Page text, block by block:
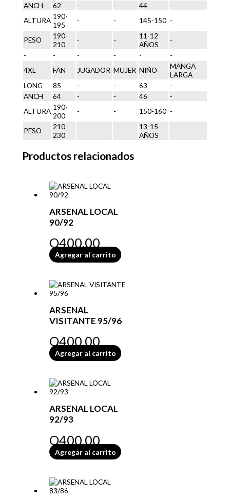
ANCH
62 - - 44
-
ALTURA 190-
195
- - 145-150 -
PESO
190-
210
- -
11-12
AÑOS
-
-
- - - -
-
4XL
FAN JUGADOR MUJER NIÑO
MANGA
LARGA
LONG
85 - - 63
-
ANCH
64 - - 46
-
ALTURA 190-
200
- - 150-160 -
PESO
210-
230
- -
13-15
AÑOS
-
Productos relacionados
ARSENAL LOCAL
90/92
Q400.00
Agregar al carrito
ARSENAL
VISITANTE 95/96
Q400.00
Agregar al carrito
ARSENAL LOCAL
92/93
Q400.00
Agregar al carrito